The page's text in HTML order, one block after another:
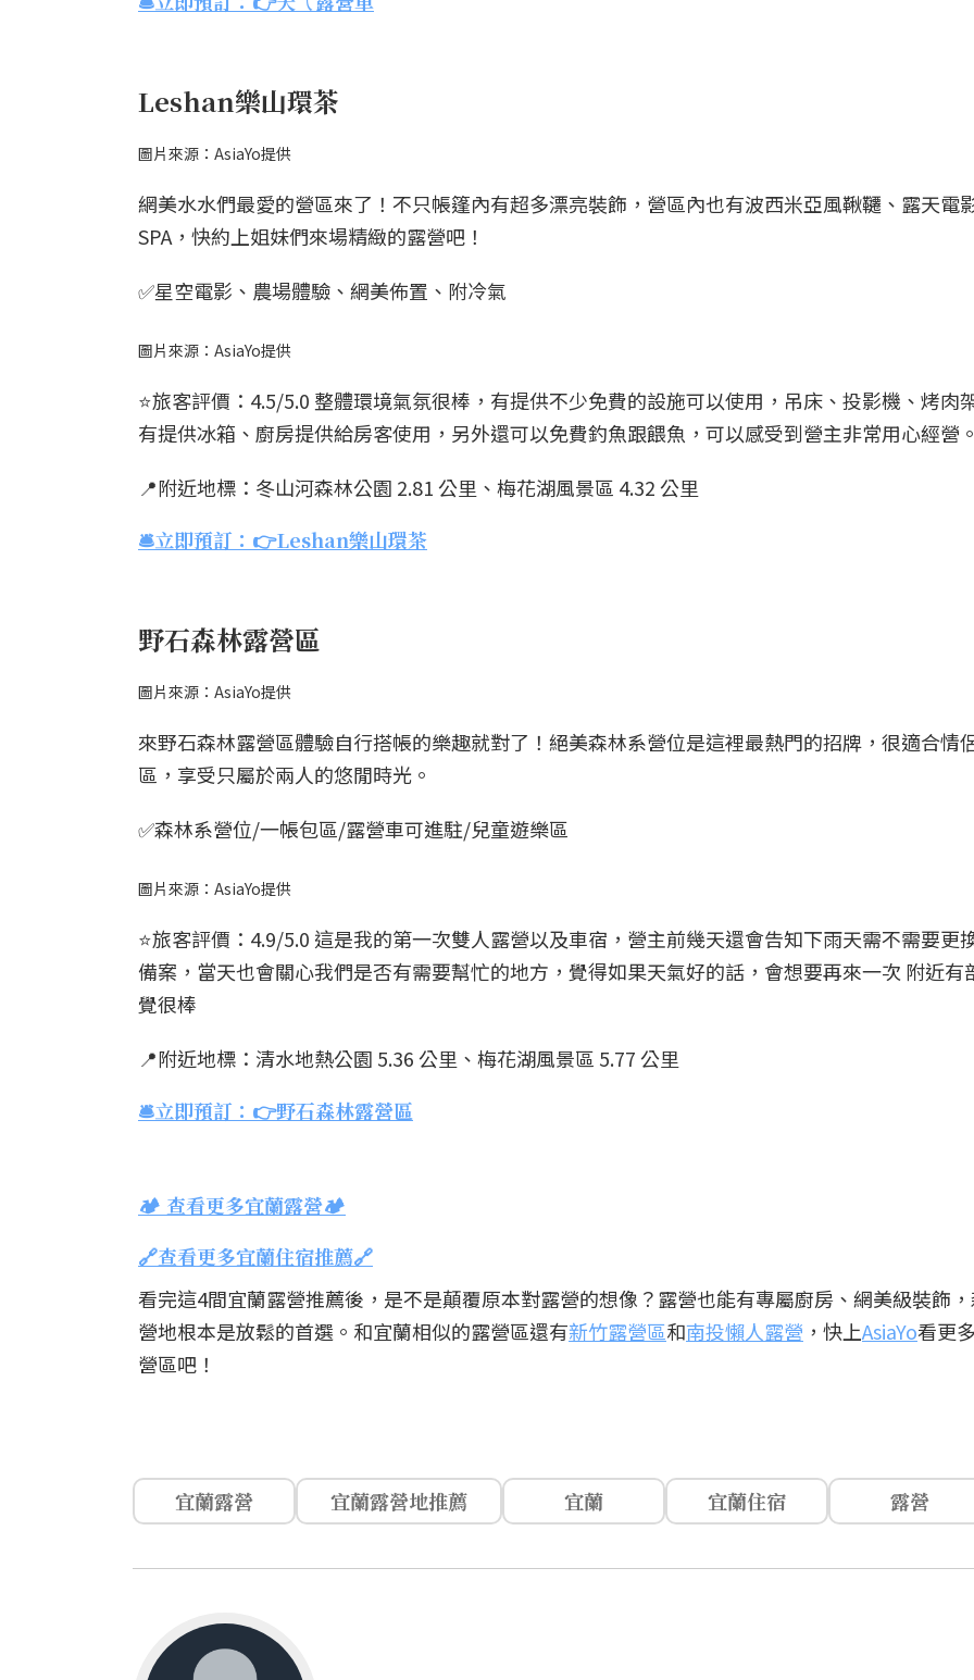
Leshan樂山環茶
圖片來源：AsiaYo提供
網美水水們最愛的營區來了！不只帳篷內有超多漂亮裝飾，營區內也有波西米亞風鞦韆、露天電
SPA，快約上姐妹們來場精緻的露營吧！
✅星空電影、農場體驗、網美佈置、附冷氣
圖片來源：AsiaYo提供
⭐️旅客評價：4.5/5.0 整體環境氣氛很棒，有提供不少免費的設施可以使用，吊床、投影機、烤肉
有提供冰箱、廚房提供給房客使用，另外還可以免費釣魚跟餵魚，可以感受到營主非常用心經營。
📍附近地標：冬山河森林公園 2.81 公里、梅花湖風景區 4.32 公里
🛎️立即預訂：👉Leshan樂山環茶
野石森林露營區
圖片來源：AsiaYo提供
來野石森林露營區體驗自行搭帳的樂趣就對了！絕美森林系營位是這裡最熱門的招牌，很適合情
區，享受只屬於兩人的悠閒時光。
✅森林系營位/一帳包區/露營車可進駐/兒童遊樂區
圖片來源：AsiaYo提供
⭐️旅客評價：4.9/5.0 這是我的第一次雙人露營以及車宿，營主前幾天還會告知下雨天需不需要更
備案，當天也會關心我們是否有需要幫忙的地方，覺得如果天氣好的話，會想要再來一次 附近有
覺很棒
📍附近地標：清水地熱公園 5.36 公里、梅花湖風景區 5.77 公里
🛎️立即預訂：👉野石森林露營區
🏕️ 查看更多宜蘭露營🏕️
🔗查看更多宜蘭住宿推薦🔗
看完這4間宜蘭露營推薦後，是不是顛覆原本對露營的想像？露營也能有專屬廚房、網美級裝飾
營地根本是放鬆的首選。和宜蘭相似的露營區還有新竹露營區和南投懶人露營 ，快上AsiaYo看更
營區吧！
宜蘭露營 宜蘭露營地推薦 宜蘭 宜蘭住宿 露營